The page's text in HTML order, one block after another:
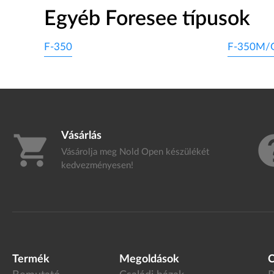
Egyéb Foresee típusok
F-350 F-350M/
shopping_cart Vásárlás
Vásárolja meg Nold Open készülékét
kedvezményesen!
Termék
Megoldások